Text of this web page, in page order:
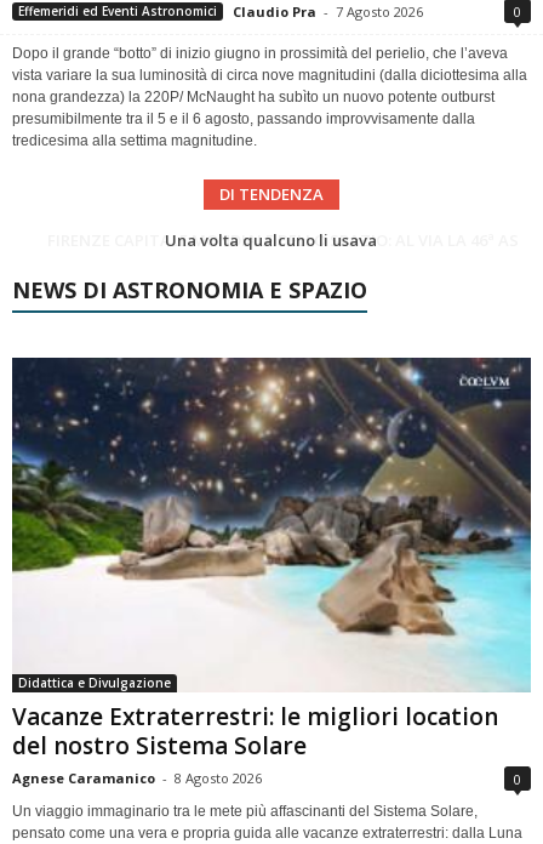
Effemeridi ed Eventi Astronomici Claudio Pra - 7 Agosto 2026 0
Dopo il grande “botto” di inizio giugno in prossimità del perielio, che l’aveva
vista variare la sua luminosità di circa nove magnitudini (dalla diciottesima alla
nona grandezza) la 220P/ McNaught ha subìto un nuovo potente outburst
presumibilmente tra il 5 e il 6 agosto, passando improvvisamente dalla
tredicesima alla settima magnitudine.
DI TENDENZA
Cielo del Mese di Agosto 2026
NEWS DI ASTRONOMIA E SPAZIO
Didattica e Divulgazione
Vacanze Extraterrestri: le migliori location
del nostro Sistema Solare
Agnese Caramanico - 8 Agosto 2026 0
Un viaggio immaginario tra le mete più affascinanti del Sistema Solare,
pensato come una vera e propria guida alle vacanze extraterrestri: dalla Luna